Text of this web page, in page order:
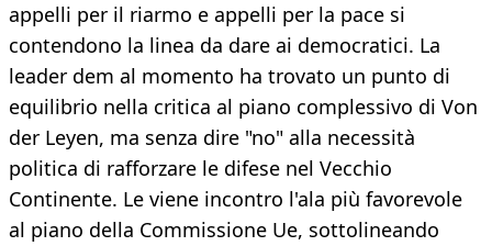
appelli per il riarmo e appelli per la pace si
contendono la linea da dare ai democratici. La
leader dem al momento ha trovato un punto di
equilibrio nella critica al piano complessivo di Von
der Leyen, ma senza dire "no" alla necessità
politica di rafforzare le difese nel Vecchio
Continente. Le viene incontro l'ala più favorevole
al piano della Commissione Ue, sottolineando